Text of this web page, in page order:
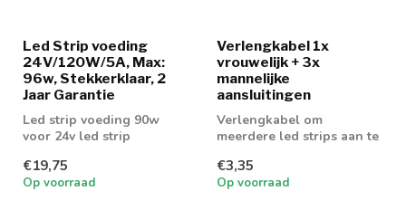
Led Strip voeding
24V/120W/5A, Max:
96w, Stekkerklaar, 2
Jaar Garantie
Led strip voeding 90w
voor 24v led strip
€19,75
Op voorraad
Verlengkabel 1x
vrouwelijk + 3x
mannelijke
aansluitingen
Verlengkabel om
meerdere led strips aan te
€3,35
Op voorraad